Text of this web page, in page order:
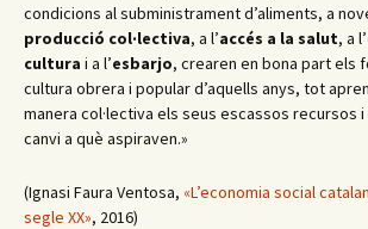
condicions al subministrament d’aliments, a
producció col·lectiva, a l’accés a la salut, a l’
cultura i a l’esbarjo, crearen en bona part els
cultura obrera i popular d’aquells anys, tot
manera col·lectiva els seus escassos recursos
canvi a què aspiraven.»
(Ignasi Faura Ventosa, «L’economia social
segle XX», 2016)